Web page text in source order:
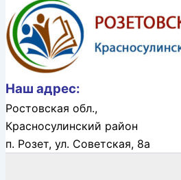
Наш адрес:
Ростовская обл.,
Красносулинский район
п. Розет, ул. Советская, 8а